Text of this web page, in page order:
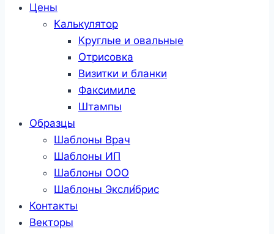
Цены
Калькулятор
Круглые и овальные
Отрисовка
Визитки и бланки
Факсимиле
Штампы
Образцы
Шаблоны Врач
Шаблоны ИП
Шаблоны ООО
Шаблоны Эксли́брис
Контакты
Векторы